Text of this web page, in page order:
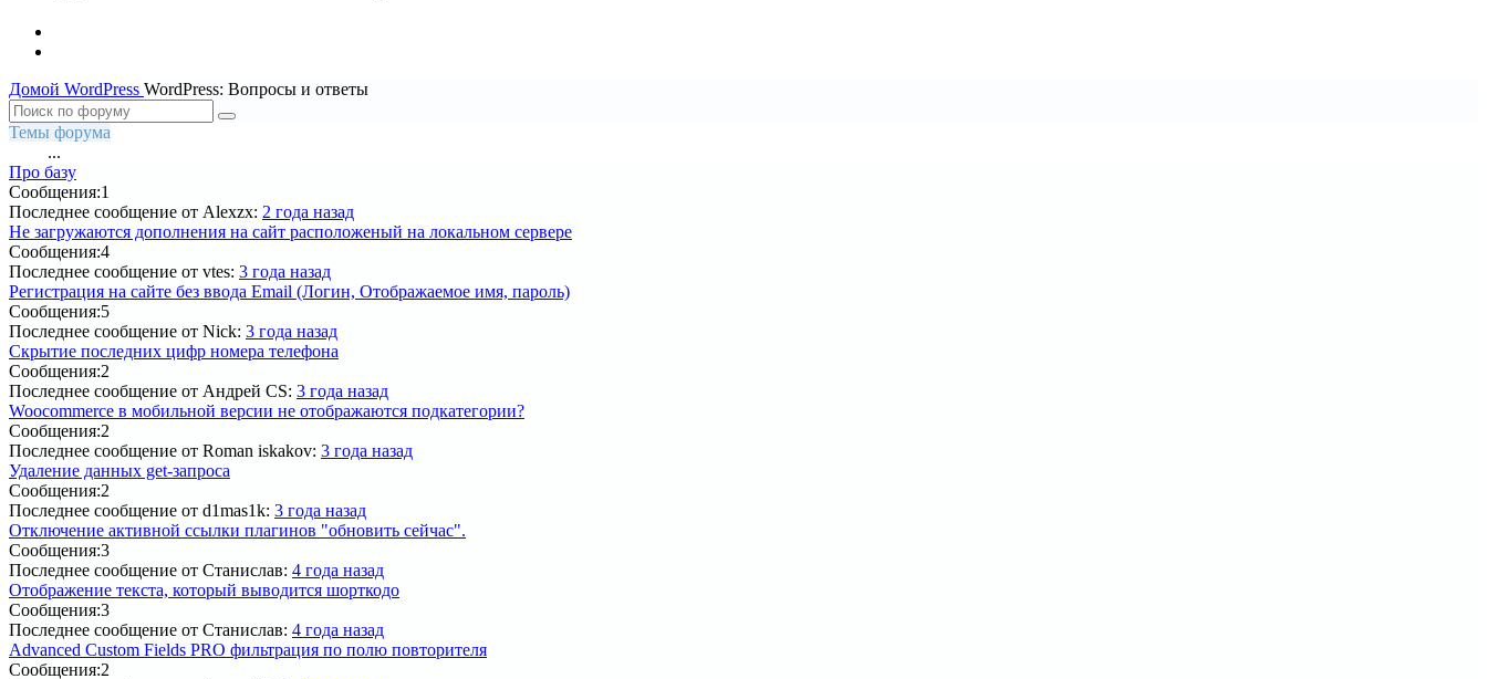
Домой WordPress WordPress: Вопросы и ответы
Темы форума
...
Про базу
Сообщения:1
Последнее сообщение от Alexzx: 2 года назад
Не загружаются дополнения на сайт расположеный на локальном сервере
Сообщения:4
Последнее сообщение от vtes: 3 года назад
Регистрация на сайте без ввода Email (Логин, Отображаемое имя, пароль)
Сообщения:5
Последнее сообщение от Nick: 3 года назад
Скрытие последних цифр номера телефона
Сообщения:2
Последнее сообщение от Андрей CS: 3 года назад
Woocommerce в мобильной версии не отображаются подкатегории?
Сообщения:2
Последнее сообщение от Roman iskakov: 3 года назад
Удаление данных get-запроса
Сообщения:2
Последнее сообщение от d1mas1k: 3 года назад
Отключение активной ссылки плагинов "обновить сейчас".
Сообщения:3
Последнее сообщение от Станислав: 4 года назад
Отображение текста, который выводится шорткодо
Сообщения:3
Последнее сообщение от Станислав: 4 года назад
Advanced Custom Fields PRO фильтрация по полю повторителя
Сообщения:2